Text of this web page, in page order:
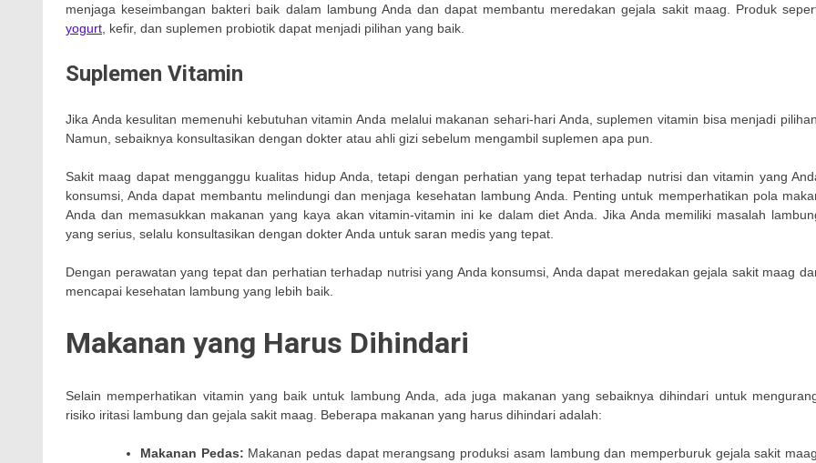
menjaga keseimbangan bakteri baik dalam lambung Anda dan dapat membantu meredakan gejala sakit maag. Produk
yogurt , kefir, dan suplemen probiotik dapat menjadi pilihan yang baik.
Suplemen Vitamin
Jika Anda kesulitan memenuhi kebutuhan vitamin Anda melalui makanan sehari-hari Anda, suplemen vitamin bisa menjadi pilihan.
Namun, sebaiknya konsultasikan dengan dokter atau ahli gizi sebelum mengambil suplemen apa pun.
Sakit maag dapat mengganggu kualitas hidup Anda, tetapi dengan perhatian yang tepat terhadap nutrisi dan vitamin yang
konsumsi, Anda dapat membantu melindungi dan menjaga kesehatan lambung Anda. Penting untuk memperhatikan pola
Anda dan memasukkan makanan yang kaya akan vitamin-vitamin ini ke dalam diet Anda. Jika Anda memiliki masalah
yang serius, selalu konsultasikan dengan dokter Anda untuk saran medis yang tepat.
Dengan perawatan yang tepat dan perhatian terhadap nutrisi yang Anda konsumsi, Anda dapat meredakan gejala sakit maag
mencapai kesehatan lambung yang lebih baik.
Makanan yang Harus Dihindari
Selain memperhatikan vitamin yang baik untuk lambung Anda, ada juga makanan yang sebaiknya dihindari untuk
risiko iritasi lambung dan gejala sakit maag. Beberapa makanan yang harus dihindari adalah:
Makanan Pedas: Makanan pedas dapat merangsang produksi asam lambung dan memperburuk gejala sakit maag.